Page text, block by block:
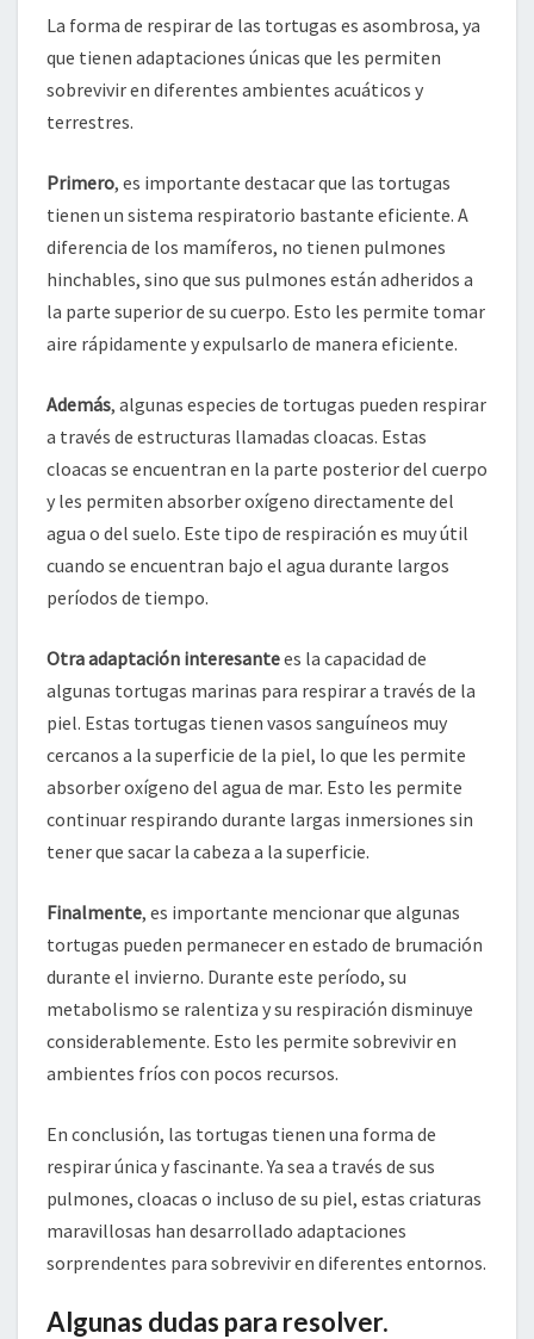
La forma de respirar de las tortugas es asombrosa, ya
que tienen adaptaciones únicas que les permiten
sobrevivir en diferentes ambientes acuáticos y
terrestres.
Primero, es importante destacar que las tortugas
tienen un sistema respiratorio bastante eficiente. A
diferencia de los mamíferos, no tienen pulmones
hinchables, sino que sus pulmones están adheridos a
la parte superior de su cuerpo. Esto les permite tomar
aire rápidamente y expulsarlo de manera eficiente.
Además, algunas especies de tortugas pueden respirar
a través de estructuras llamadas cloacas. Estas
cloacas se encuentran en la parte posterior del cuerpo
y les permiten absorber oxígeno directamente del
agua o del suelo. Este tipo de respiración es muy útil
cuando se encuentran bajo el agua durante largos
períodos de tiempo.
Otra adaptación interesantees la capacidad de
algunas tortugas marinas para respirar a través de la
piel. Estas tortugas tienen vasos sanguíneos muy
cercanos a la superficie de la piel, lo que les permite
absorber oxígeno del agua de mar. Esto les permite
continuar respirando durante largas inmersiones sin
tener que sacar la cabeza a la superficie.
Finalmente, es importante mencionar que algunas
tortugas pueden permanecer en estado de brumación
durante el invierno. Durante este período, su
metabolismo se ralentiza y su respiración disminuye
considerablemente. Esto les permite sobrevivir en
ambientes fríos con pocos recursos.
En conclusión, las tortugas tienen una forma de
respirar única y fascinante. Ya sea a través de sus
pulmones, cloacas o incluso de su piel, estas criaturas
maravillosas han desarrollado adaptaciones
sorprendentes para sobrevivir en diferentes entornos.
Algunas dudas para resolver.